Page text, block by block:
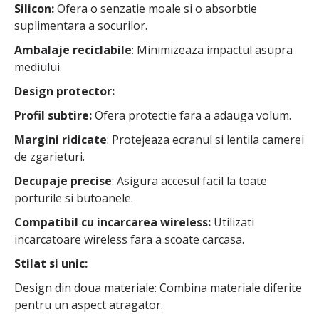
Silicon:Ofera o senzatie moale si o absorbtie
suplimentara a socurilor.
Ambalaje reciclabile: Minimizeaza impactul asupra
mediului.
Design protector:
Profil subtire:Ofera protectie fara a adauga volum.
Margini ridicate: Protejeaza ecranul si lentila camerei
de zgarieturi.
Decupaje precise: Asigura accesul facil la toate
porturile si butoanele.
Compatibil cu incarcarea wireless: Utilizati
incarcatoare wireless fara a scoate carcasa.
Stilat si unic:
Design din doua materiale: Combina materiale diferite
pentru un aspect atragator.